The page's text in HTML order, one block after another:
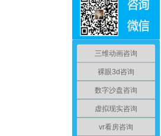
三维动画咨询
裸眼3d咨询
数字沙盘咨询
虚拟现实咨询
vr看房咨询